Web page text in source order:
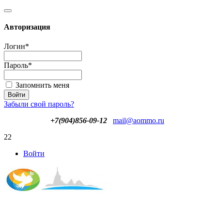
Авторизация
Логин*
Пароль*
Запомнить меня
Забыли свой пароль?
+7(904)856-09-12
mail@aommo.ru
22
Войти